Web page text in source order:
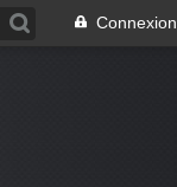
Connexion